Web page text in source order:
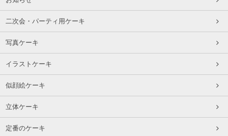
二次会・パーティ用ケーキ
写真ケーキ
イラストケーキ
似顔絵ケーキ
立体ケーキ
定番のケーキ